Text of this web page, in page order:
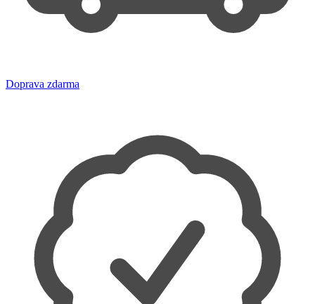
Doprava zdarma